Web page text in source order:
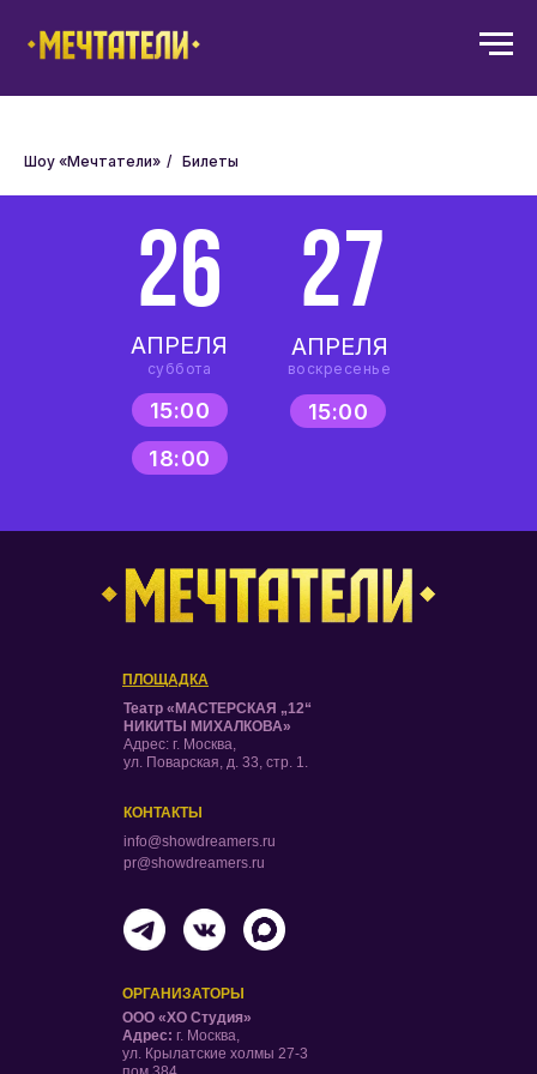
Шоу «Мечтатели» / Билеты
26
15:00
18:00
суббота
АПРЕЛЯ
воскресенье
27
АПРЕЛЯ
15:00
Театр «МАСТЕРСКАЯ „12“
НИКИТЫ МИХАЛКОВА»
Адрес: г. Москва,
ул. Поварская, д. 33, стр. 1.
ООО «ХО Студия»
Адрес: г. Москва,
ул. Крылатские холмы 27-3
ПЛОЩАДКА
КОНТАКТЫ
info@showdreamers.ru
pr@showdreamers.ru
ОРГАНИЗАТОРЫ